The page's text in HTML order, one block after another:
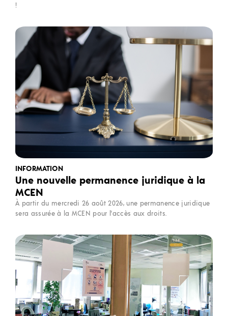
!
INFORMATION
Une nouvelle permanence juridique à la
MCEN
À partir du mercredi 26 août 2026, une permanence juridique
sera assurée à la MCEN pour l'accès aux droits.